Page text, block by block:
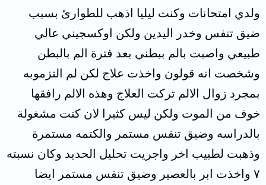
ولدي امتحانات وكنت ليليا اذهب للطوارئ بسبب
ضيق تنفس وخدر اليدين ولكن اوكسجيني عالي
طبيعي واصبت بالم ببطني بعد فترة الم بالبطن
وشخصت انه قولون واخذت علاج لكن لم التزموبه
بمجرد زوال الالم تركت العلاج وهذه الالم رافقها
خوف من الموت ولكن ليس كثيرا لان كنت مشغولة
بالدراسه وضيق تنفس مستمر والكتمه مستمرة
وذهبت لطبيب اخر واجريت تحليل الحديد وكان نسبته
٧ واخذت ابر بالعصير وضيق تنفس مستمر ايضا